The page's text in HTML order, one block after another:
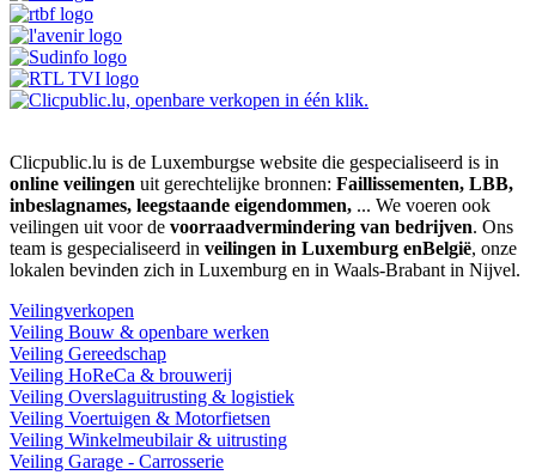
Clicpublic.lu is de Luxemburgse website die gespecialiseerd is in
online veilingen uit gerechtelijke bronnen: Faillissementen, LBB,
inbeslagnames, leegstaande eigendommen, ... We voeren ook
veilingen uit voor de voorraadvermindering van bedrijven. Ons
team is gespecialiseerd in veilingen in Luxemburg enBelgië, onze
lokalen bevinden zich in Luxemburg en in Waals-Brabant in Nijvel.
Veilingverkopen
Veiling Bouw & openbare werken
Veiling Gereedschap
Veiling HoReCa & brouwerij
Veiling Overslaguitrusting & logistiek
Veiling Voertuigen & Motorfietsen
Veiling Winkelmeubilair & uitrusting
Veiling Garage - Carrosserie